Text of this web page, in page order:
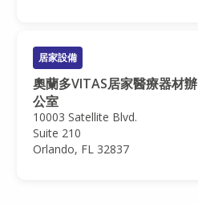
居家設備
奧蘭多VITAS居家醫療器材辦
公室
10003 Satellite Blvd.
Suite 210
Orlando, FL 32837